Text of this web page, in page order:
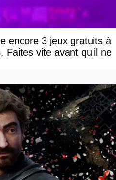
encore 3 jeux gratuits à
Faites vite avant qu'il ne